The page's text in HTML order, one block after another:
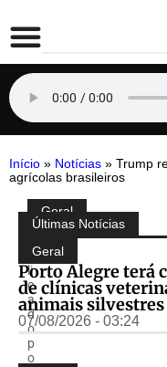
Início » Notícias » Trump
agrícolas brasileiros
Compartilhe:
Geral
P
b
li
c
a
d
o
p
o
Últimas Notícias
Geral
Porto Alegre terá
de clínicas
animais silvestres
07/08/2026 - 03:24